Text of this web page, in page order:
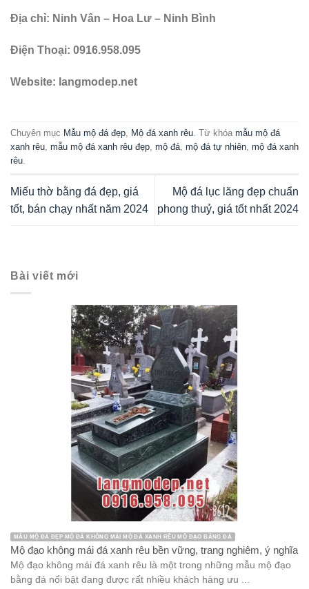
Địa chỉ: Ninh Vân – Hoa Lư – Ninh Bình
Điện Thoại: 0916.958.095
Website: langmodep.net
Chuyên mục Mẫu mộ đá đẹp Mộ đá xanh rêu . Từ khóa mẫu mộ đá
xanh rêu mẫu mộ đá xanh rêu đẹp mộ đá mộ đá tự nhiên mộ đá xanh
rêu
Miếu thờ bằng đá đẹp, giá
tốt, bán chạy nhất năm 2024
Mộ đá lục lăng đẹp chuẩn
phong thuỷ, giá tốt nhất 2024
Bài viết mới
MẪU MỘ ĐÁ ĐẸP MỘ ĐÁ KHÔNG MÁI MỘ ĐÁ XANH RÊU MỘ ĐẠO BẰNG ĐÁ
Mộ đạo không mái đá xanh rêu bền vững, trang nghiêm, ý nghĩa
Mộ đạo không mái đá xanh rêu là một trong những mẫu mộ đạo
bằng đá nổi bật đang được rất nhiều khách hàng ưu ...